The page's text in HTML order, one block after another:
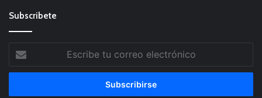
Subscribete
tu
correo